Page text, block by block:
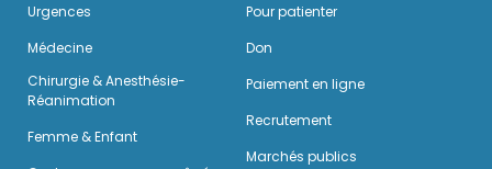
Urgences
Médecine
Chirurgie & Anesthésie-
Réanimation
Femme & Enfant
Pour patienter
Don
Paiement en ligne
Recrutement
Marchés publics